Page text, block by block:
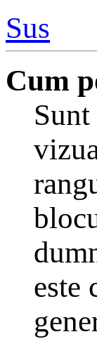
Sus
Cum
este